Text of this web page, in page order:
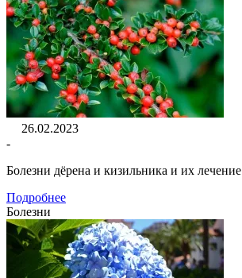
26.02.2023
-
Болезни дёрена и кизильника и их лечение
Подробнее
Болезни